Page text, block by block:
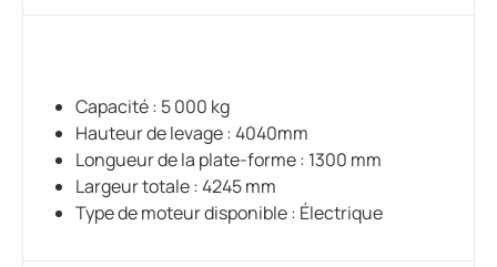
Capacité : 5 000 kg
Hauteur de levage : 4040mm
Longueur de la plate-forme : 1300 mm
Largeur totale : 4245 mm
Type de moteur disponible : Électrique